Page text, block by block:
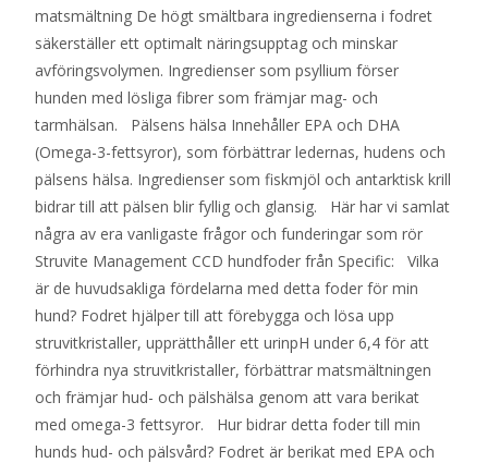
matsmältning De högt smältbara ingredienserna i fodret
säkerställer ett optimalt näringsupptag och minskar
avföringsvolymen. Ingredienser som psyllium förser
hunden med lösliga fibrer som främjar mag- och
tarmhälsan. Pälsens hälsa Innehåller EPA och DHA
(Omega-3-fettsyror), som förbättrar ledernas, hudens och
pälsens hälsa. Ingredienser som fiskmjöl och antarktisk krill
bidrar till att pälsen blir fyllig och glansig. Här har vi samlat
några av era vanligaste frågor och funderingar som rör
Struvite Management CCD hundfoder från Specific: Vilka
är de huvudsakliga fördelarna med detta foder för min
hund? Fodret hjälper till att förebygga och lösa upp
struvitkristaller, upprätthåller ett urinpH under 6,4 för att
förhindra nya struvitkristaller, förbättrar matsmältningen
och främjar hud- och pälshälsa genom att vara berikat
med omega-3 fettsyror. Hur bidrar detta foder till min
hunds hud- och pälsvård? Fodret är berikat med EPA och